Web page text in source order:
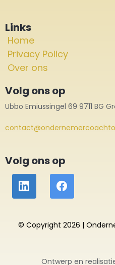
Links
Home
Privacy Policy
Over ons
Volg ons op
Ubbo Emiussingel 69 9711 BG
Volg ons op
© Copyright 2026 |
Ontwerp en